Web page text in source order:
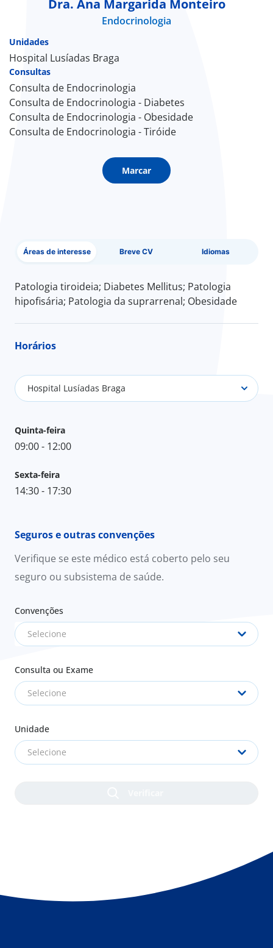
Sport
Dra. Ana Margarida Monteiro
Endocrinologia
Unidades
Hospital Lusíadas Braga
Consultas
Consulta de Endocrinologia
Consulta de Endocrinologia - Diabetes
Consulta de Endocrinologia - Obesidade
Consulta de Endocrinologia - Tiróide
Marcar
Áreas de interesse Breve CV Idiomas
Patologia tiroideia; Diabetes Mellitus; Patologia
hipofisária; Patologia da suprarrenal; Obesidade
Horários
Hospital Lusíadas Braga
Quinta-feira
09:00 - 12:00
Sexta-feira
14:30 - 17:30
Seguros e outras convenções
Verifique se este médico está coberto pelo seu
seguro ou subsistema de saúde.
Convenções
Selecione
Consulta ou Exame
Selecione
Unidade
Selecione